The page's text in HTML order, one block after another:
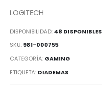
LOGITECH
DISPONIBILIDAD: 48 DISPONIBLES
SKU: 981-000755
CATEGORÍA: GAMING
ETIQUETA: DIADEMAS